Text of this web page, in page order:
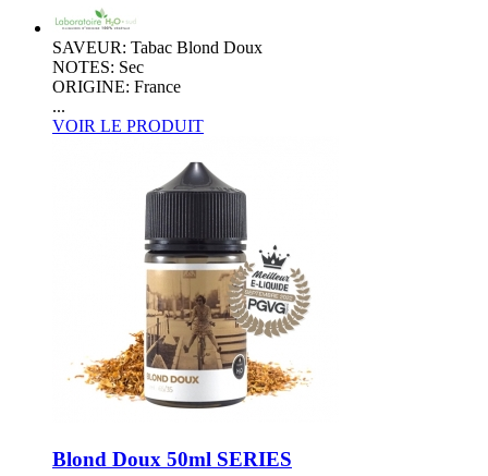
SAVEUR: Tabac Blond Doux
NOTES: Sec
ORIGINE: France
...
VOIR LE PRODUIT
Blond Doux 50ml SERIES